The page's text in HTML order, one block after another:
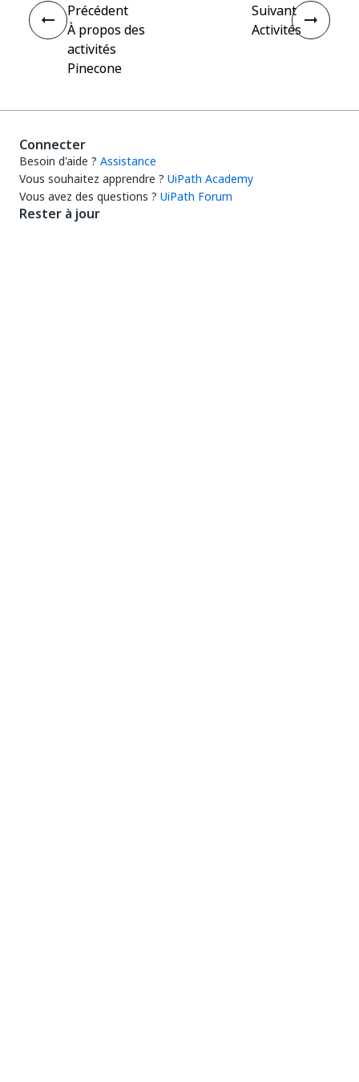
Précédent
À propos des
activités
Pinecone
Suivant
Activités
Connecter
Besoin d'aide ? Assistance
Vous souhaitez apprendre ? UiPath Academy
Vous avez des questions ? UiPath Forum
Rester à jour